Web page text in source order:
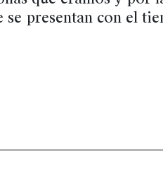
se presentan con el